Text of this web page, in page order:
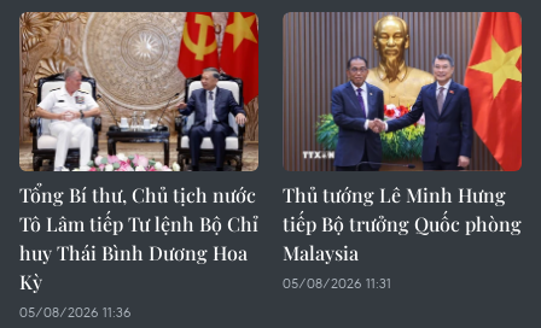
Tổng Bí thư, Chủ tịch nước
Tô Lâm tiếp Tư lệnh Bộ Chỉ
huy Thái Bình Dương Hoa
Kỳ
05/08/2026 11:36
Thủ tướng Lê Minh Hưng
tiếp Bộ trưởng Quốc phòng
Malaysia
05/08/2026 11:31